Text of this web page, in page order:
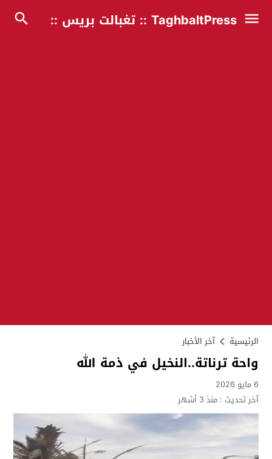
TaghbaltPress :: تغبالت بريس ::
الرئيسية آخر الأخبار
واحة ترناتة..النخيل في ذمة الله
6 مايو 2026
آخر تحديث :منذ 3 أشهر